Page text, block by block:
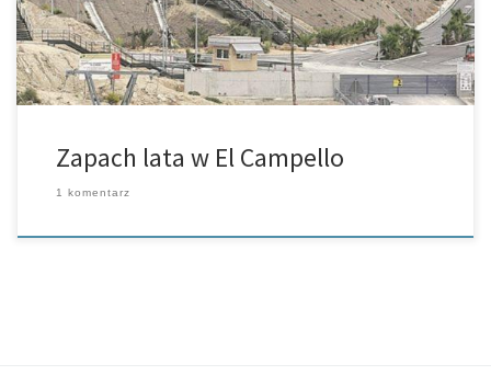
Zapach lata w El Campello
1 komentarz